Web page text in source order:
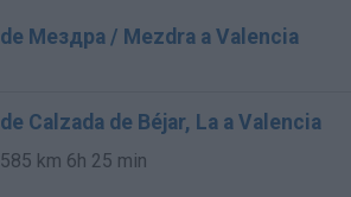
de Мездра / Mezdra a Valencia
de Calzada de Béjar, La a Valencia
585 km 6h 25 min